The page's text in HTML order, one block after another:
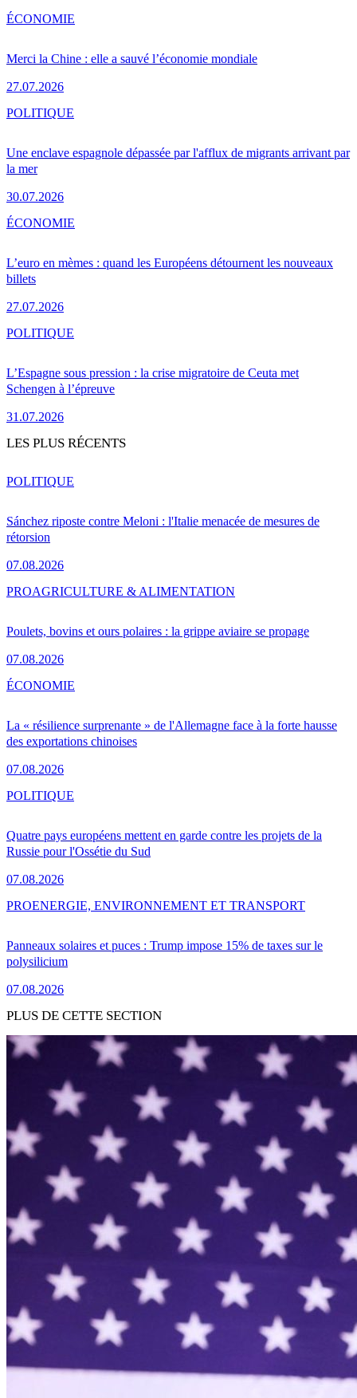
Merci la Chine : elle a sauvé l’économie mondiale
27.07.2026
ÉCONOMIE
Une enclave espagnole dépassée par l'afflux de migrants arrivant par
la mer
30.07.2026
POLITIQUE
L’euro en mèmes : quand les Européens détournent les nouveaux
billets
27.07.2026
ÉCONOMIE
L’Espagne sous pression : la crise migratoire de Ceuta met
Schengen à l’épreuve
31.07.2026
POLITIQUE
LES PLUS RÉCENTS
Sánchez riposte contre Meloni : l'Italie menacée de mesures de
rétorsion
07.08.2026
POLITIQUE
Poulets, bovins et ours polaires : la grippe aviaire se propage
07.08.2026
PROAGRICULTURE & ALIMENTATION
La « résilience surprenante » de l'Allemagne face à la forte hausse
des exportations chinoises
07.08.2026
ÉCONOMIE
Quatre pays européens mettent en garde contre les projets de la
Russie pour l'Ossétie du Sud
07.08.2026
POLITIQUE
Panneaux solaires et puces : Trump impose 15% de taxes sur le
polysilicium
07.08.2026
PROENERGIE, ENVIRONNEMENT ET TRANSPORT
PLUS DE CETTE SECTION